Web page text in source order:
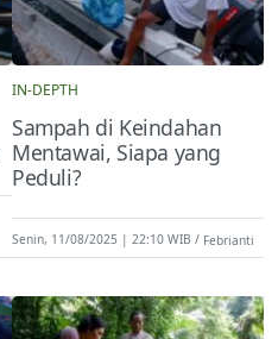
IN-DEPTH
Sampah di Keindahan
Mentawai, Siapa yang
Peduli?
Senin, 11/08/2025 | 22:10 WIB Febrianti